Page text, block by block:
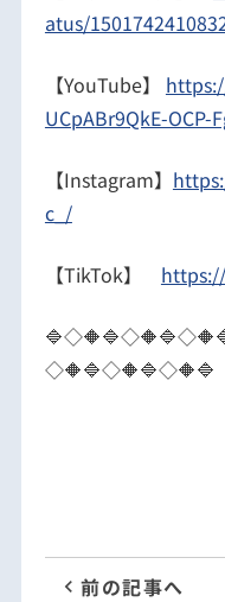
atus/
【YouTube】
UCpABr9QkE-OCP-
【Instagram】
c_/
【TikTok】
◇🔶🔷◇🔶🔷◇🔶🔷
前の記事へ